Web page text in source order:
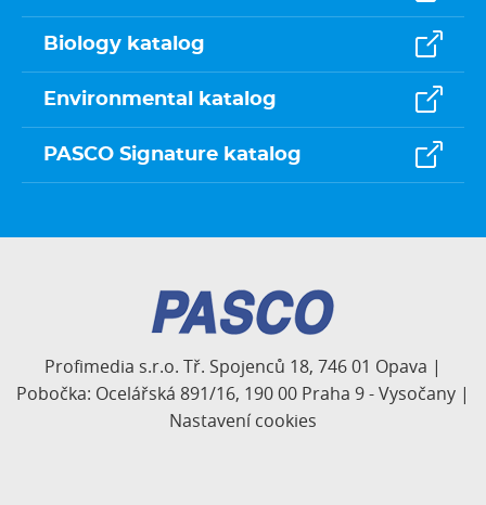
Biology katalog
Environmental katalog
PASCO Signature katalog
Profimedia s.r.o. Tř. Spojenců 18, 746 01 Opava |
Pobočka: Ocelářská 891/16, 190 00 Praha 9 - Vysočany |
Nastavení cookies